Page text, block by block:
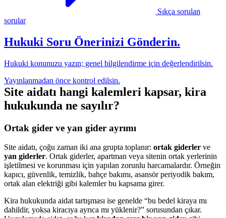
Sıkça sorulan
sorular
Hukuki Soru Önerinizi Gönderin.
Hukuki konunuzu yazın; genel bilgilendirme için değerlendirilsin.
Yayınlanmadan önce kontrol edilsin.
Site aidatı hangi kalemleri kapsar, kira
hukukunda ne sayılır?
Ortak gider ve yan gider ayrımı
Site aidatı, çoğu zaman iki ana grupta toplanır: ortak giderler ve
yan giderler. Ortak giderler, apartman veya sitenin ortak yerlerinin
işletilmesi ve korunması için yapılan zorunlu harcamalardır. Örneğin
kapıcı, güvenlik, temizlik, bahçe bakımı, asansör periyodik bakım,
ortak alan elektriği gibi kalemler bu kapsama girer.
Kira hukukunda aidat tartışması ise genelde “bu bedel kiraya mı
dahildir, yoksa kiracıya ayrıca mı yüklenir?” sorusundan çıkar.